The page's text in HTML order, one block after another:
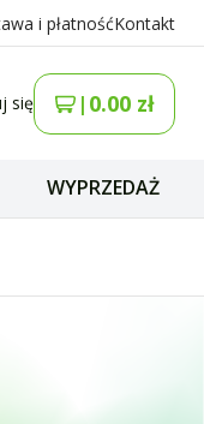
i płatnośćKontakt
się | 0.00 zł
WYPRZEDAŻ